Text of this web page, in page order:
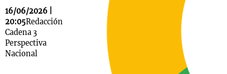
16/06/2026 |
20:05Redacción
Cadena 3
Perspectiva
Nacional